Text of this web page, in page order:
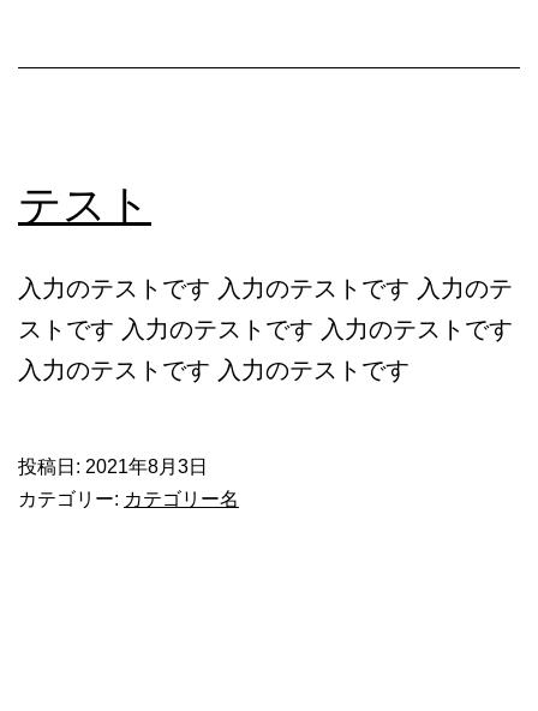
テスト
入力のテストです 入力のテストです 入力のテ
ストです 入力のテストです 入力のテストです
入力のテストです 入力のテストです
投稿日: 2021年8月3日
カテゴリー: カテゴリー名